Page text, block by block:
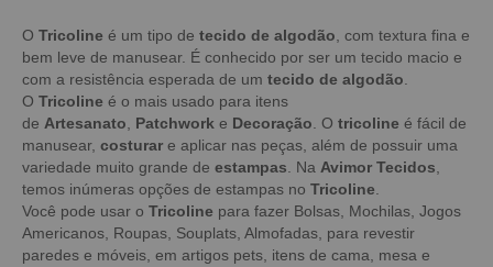
O Tricoline é um tipo de tecido de algodão, com textura fina e
bem leve de manusear. É conhecido por ser um tecido macio e
com a resistência esperada de um tecido de algodão.
O Tricoline é o mais usado para itens
de Artesanato, Patchwork e Decoração. O tricoline é fácil de
manusear, costurar e aplicar nas peças, além de possuir uma
variedade muito grande de estampas. Na Avimor Tecidos,
temos inúmeras opções de estampas no Tricoline.
Você pode usar o Tricoline para fazer Bolsas, Mochilas, Jogos
Americanos, Roupas, Souplats, Almofadas, para revestir
paredes e móveis, em artigos pets, itens de cama, mesa e